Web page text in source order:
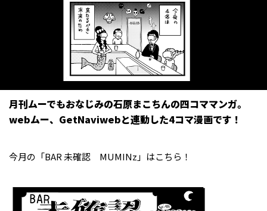
月刊ムーでもおなじみの石原まこちんの四コママンガ。
webムー、GetNaviwebと連動した4コマ漫画です！
今月の「BAR 未確認 MUMINz」はこちら！